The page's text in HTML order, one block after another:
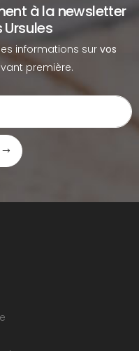
à la newsletter
Ursules
informations sur vos
première.